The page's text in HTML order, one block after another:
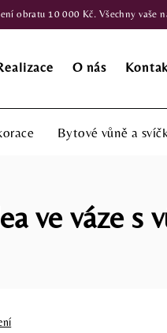
O nás
Bytové vůně a
obratu 10 000 Kč. Všechny vaše
ve váze s